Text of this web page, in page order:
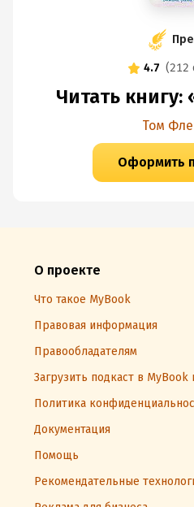
4.7 (212
Читать книгу:
Том
Оформить
О проекте
Что такое MyBook
Правовая информация
Правообладателям
Загрузить подкаст в MyBook
Политика
Документация
Помощь
Рекомендательные